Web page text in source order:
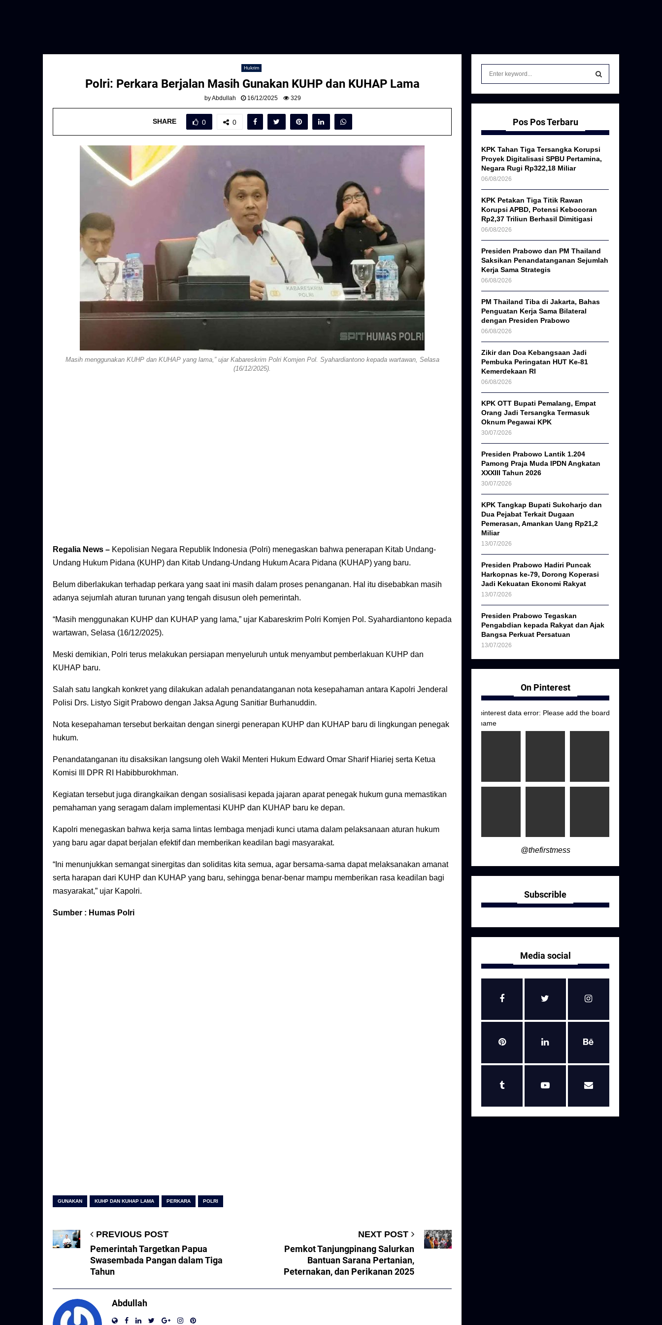
Hukrim
Polri: Perkara Berjalan Masih Gunakan KUHP dan KUHAP Lama
byAbdullah 16/12/2025 329
SHARE 0 0
Masih menggunakan KUHP dan KUHAP yang lama,” ujar Kabareskrim Polri Komjen Pol. Syahardiantono kepada wartawan, Selasa
(16/12/2025).
Regalia News – Kepolisian Negara Republik Indonesia (Polri) menegaskan bahwa penerapan Kitab Undang-
Undang Hukum Pidana (KUHP) dan Kitab Undang-Undang Hukum Acara Pidana (KUHAP) yang baru.
Belum diberlakukan terhadap perkara yang saat ini masih dalam proses penanganan. Hal itu disebabkan masih
adanya sejumlah aturan turunan yang tengah disusun oleh pemerintah.
“Masih menggunakan KUHP dan KUHAP yang lama,” ujar Kabareskrim Polri Komjen Pol. Syahardiantono kepada
wartawan, Selasa (16/12/2025).
Meski demikian, Polri terus melakukan persiapan menyeluruh untuk menyambut pemberlakuan KUHP dan
KUHAP baru.
Salah satu langkah konkret yang dilakukan adalah penandatanganan nota kesepahaman antara Kapolri Jenderal
Polisi Drs. Listyo Sigit Prabowo dengan Jaksa Agung Sanitiar Burhanuddin.
Nota kesepahaman tersebut berkaitan dengan sinergi penerapan KUHP dan KUHAP baru di lingkungan penegak
hukum.
Penandatanganan itu disaksikan langsung oleh Wakil Menteri Hukum Edward Omar Sharif Hiariej serta Ketua
Komisi III DPR RI Habibburokhman.
Kegiatan tersebut juga dirangkaikan dengan sosialisasi kepada jajaran aparat penegak hukum guna memastikan
pemahaman yang seragam dalam implementasi KUHP dan KUHAP baru ke depan.
Kapolri menegaskan bahwa kerja sama lintas lembaga menjadi kunci utama dalam pelaksanaan aturan hukum
yang baru agar dapat berjalan efektif dan memberikan keadilan bagi masyarakat.
“Ini menunjukkan semangat sinergitas dan soliditas kita semua, agar bersama-sama dapat melaksanakan amanat
serta harapan dari KUHP dan KUHAP yang baru, sehingga benar-benar mampu memberikan rasa keadilan bagi
masyarakat,” ujar Kapolri.
Sumber : Humas Polri
GUNAKAN KUHP DAN KUHAP LAMA PERKARA POLRI
PREVIOUS POST
Pemerintah Targetkan Papua
Swasembada Pangan dalam Tiga
Tahun
NEXT POST
Pemkot Tanjungpinang Salurkan
Bantuan Sarana Pertanian,
Peternakan, dan Perikanan 2025
Abdullah
f
r
:
S
A
R
H
Pos Pos Terbaru
KPK Tahan Tiga Tersangka Korupsi
Proyek Digitalisasi SPBU Pertamina,
Negara Rugi Rp322,18 Miliar
06/08/2026
KPK Petakan Tiga Titik Rawan
Korupsi APBD, Potensi Kebocoran
Rp2,37 Triliun Berhasil Dimitigasi
06/08/2026
Presiden Prabowo dan PM Thailand
Saksikan Penandatanganan Sejumlah
Kerja Sama Strategis
06/08/2026
PM Thailand Tiba di Jakarta, Bahas
Penguatan Kerja Sama Bilateral
dengan Presiden Prabowo
06/08/2026
Zikir dan Doa Kebangsaan Jadi
Pembuka Peringatan HUT Ke-81
Kemerdekaan RI
06/08/2026
KPK OTT Bupati Pemalang, Empat
Orang Jadi Tersangka Termasuk
Oknum Pegawai KPK
30/07/2026
Presiden Prabowo Lantik 1.204
Pamong Praja Muda IPDN Angkatan
XXXIII Tahun 2026
30/07/2026
KPK Tangkap Bupati Sukoharjo dan
Dua Pejabat Terkait Dugaan
Pemerasan, Amankan Uang Rp21,2
Miliar
13/07/2026
Presiden Prabowo Hadiri Puncak
Harkopnas ke-79, Dorong Koperasi
Jadi Kekuatan Ekonomi Rakyat
13/07/2026
Presiden Prabowo Tegaskan
Pengabdian kepada Rakyat dan Ajak
Bangsa Perkuat Persatuan
13/07/2026
On Pinterest
pinterest data error: Please add the board
name
@thefirstmess
Subscrible
Media social